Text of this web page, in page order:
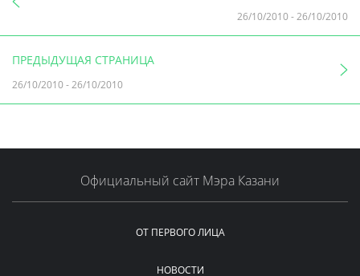
26/10/2010-26/10/2010
ПРЕДЫДУЩАЯ СТРАНИЦА
26/10/2010-26/10/2010
Официальный сайт Мэра Казани
ОТ ПЕРВОГО ЛИЦА
НОВОСТИ